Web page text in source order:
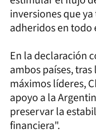
inversiones que
adheridos en todo
En la declaración
ambos países,
máximos líderes,
apoyo a la
preservar la
financiera".